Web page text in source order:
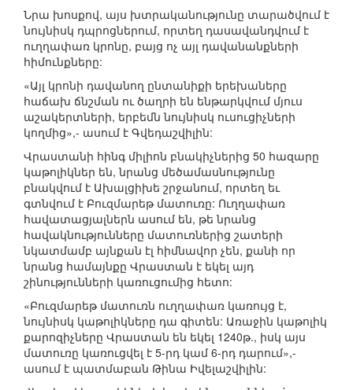
Նրա խոսքով, այս խտրականությունը տարածվում է
նույնիսկ դպրոցներում, որտեղ դասավանդվում է
ուղղափառ կրոնը, բայց ոչ այլ դավանանքների
հիմունքները:
«Այլ կրոնի դավանող ընտանիքի երեխաները
հաճախ ճնշման ու ծաղրի են ենթարկվում մյուս
աշակերտների, երբեմն նույնիսկ ուսուցիչների
կողմից»,- ասում է Գվեդաշվիլին:
Վրաստանի հինգ միլիոն բնակիչներից 50 հազարը
կաթոլիկներ են, նրանց մեծամասնությունը
բնակվում է Ախալցիխե շրջանում, որտեղ եւ
գտնվում է Բուզմարեթ մատուռը: Ուղղափառ
հավատացյալներն ասում են, թե նրանց
հավակնությունները մատուռներից շատերի
նկատմամբ այնքան էլ հիմնավոր չեն, քանի որ
նրանց համայնքը Վրաստան է եկել այդ
շինությունների կառուցումից հետո:
«Բուզմարեթ մատուռն ուղղափառ կառույց է,
նույնիսկ կաթոլիկները դա գիտեն: Առաջին կաթոլիկ
քարոզիչները Վրաստան են եկել 1240թ., իսկ այս
մատուռը կառուցվել է 5-րդ կամ 6-րդ դարում»,-
ասում է պատմաբան Թինա Իվելաշվիլին: